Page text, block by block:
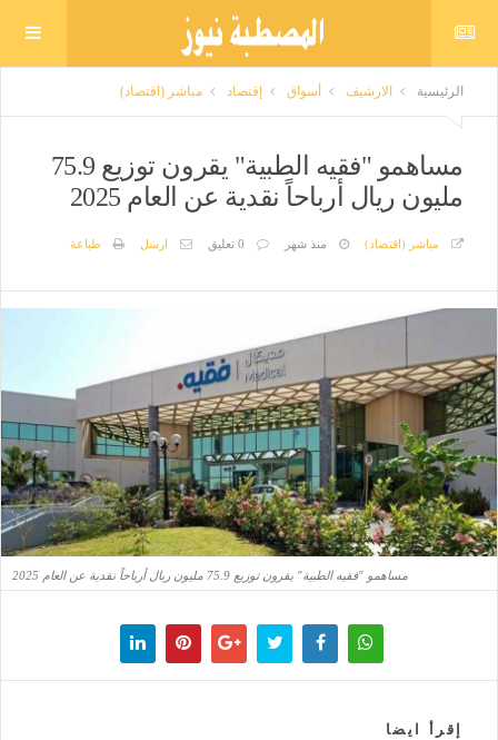
الرئيسية الارشيف أسواق إقتصاد مباشر (اقتصاد)
مساهمو "فقيه الطبية" يقرون توزيع 75.9
مليون ريال أرباحاً نقدية عن العام 2025
مباشر (اقتصاد) منذ شهر 0 تعليق ارسل طباعة
مساهمو "فقيه الطبية" يقرون توزيع 75.9 مليون ريال أرباحاً نقدية عن العام 2025
إقرأ ايضا